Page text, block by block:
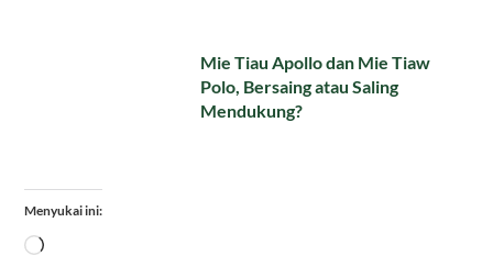
Mie Tiau Apollo dan Mie Tiaw
Polo, Bersaing atau Saling
Mendukung?
Menyukai ini:
Memuat...